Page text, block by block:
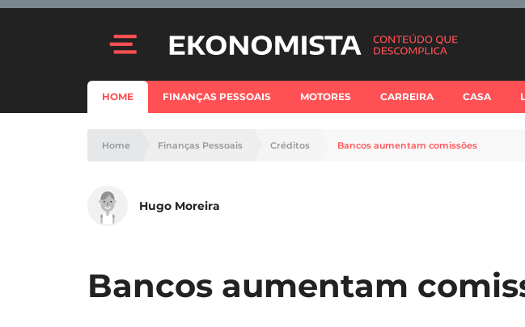
HOME FINANÇAS PESSOAIS MOTORES CARREIRA CASA
Home Finanças Pessoais Créditos Bancos aumentam comissões
Hugo Moreira
Bancos aumentam